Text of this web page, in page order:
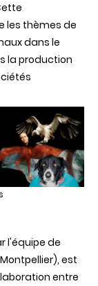
les thèmes de
dans le
la production
l'équipe de
est
entre